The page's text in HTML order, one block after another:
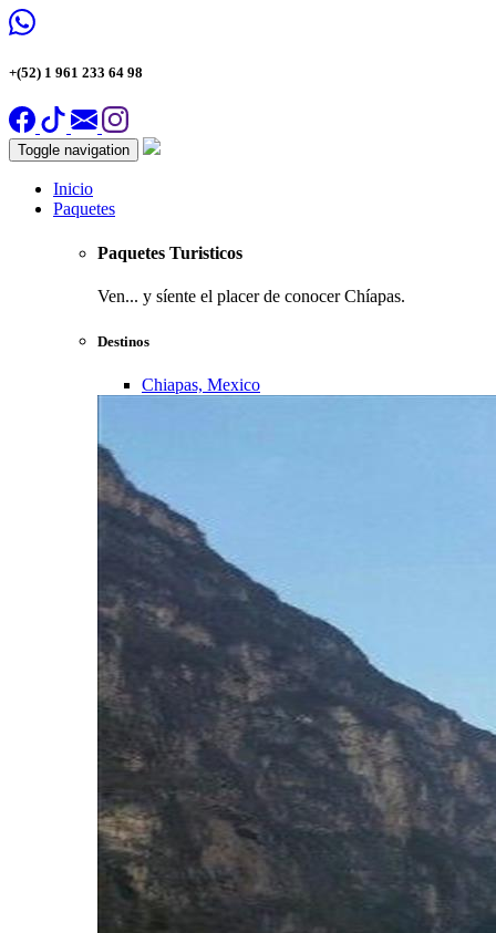
+(52) 1 961 233 64 98
Toggle navigation
Inicio
Paquetes
Paquetes Turisticos
Ven... y síente el placer de conocer Chíapas.
Destinos
Chiapas, Mexico